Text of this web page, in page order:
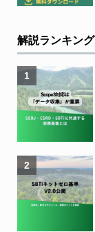
解説ランキング
1
2